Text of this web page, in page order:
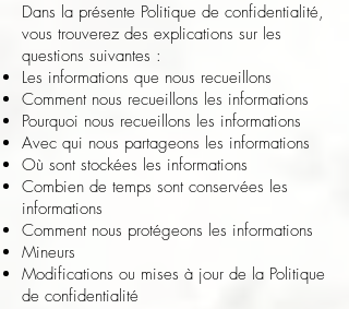
Dans la présente Politique de confidentialité,
vous trouverez des explications sur les
questions suivantes :
Les informations que nous recueillons
Comment nous recueillons les informations
Pourquoi nous recueillons les informations
Avec qui nous partageons les informations
Où sont stockées les informations
Combien de temps sont conservées les
informations
Comment nous protégeons les informations
Mineurs
Modifications ou mises à jour de la Politique
de confidentialité